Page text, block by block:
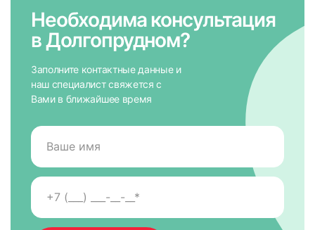
Необходима консультация
в Долгопрудном?
Заполните контактные данные и
наш специалист свяжется с
Вами в ближайшее время